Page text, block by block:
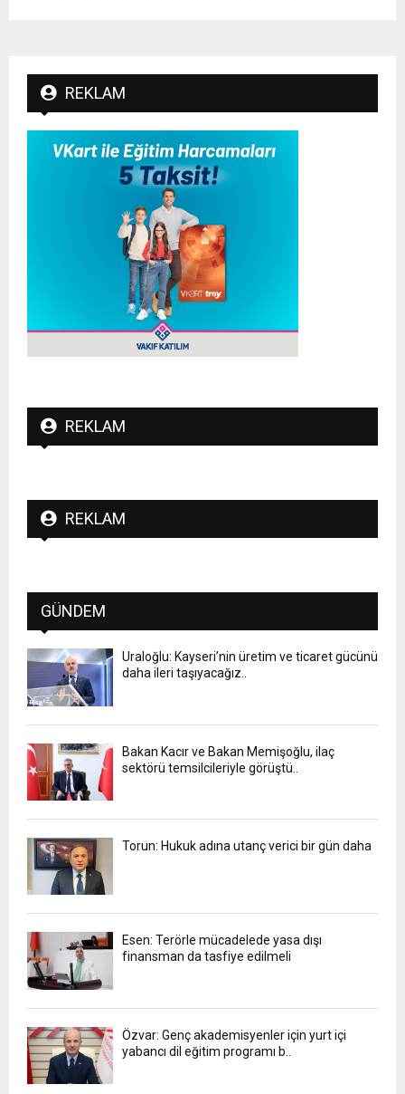
REKLAM
REKLAM
REKLAM
GÜNDEM
Uraloğlu: Kayseri’nin üretim ve ticaret gücünü
daha ileri taşıyacağız..
Bakan Kacır ve Bakan Memişoğlu, ilaç
sektörü temsilcileriyle görüştü..
Torun: Hukuk adına utanç verici bir gün daha
Esen: Terörle mücadelede yasa dışı
finansman da tasfiye edilmeli
Özvar: Genç akademisyenler için yurt içi
yabancı dil eğitim programı b..